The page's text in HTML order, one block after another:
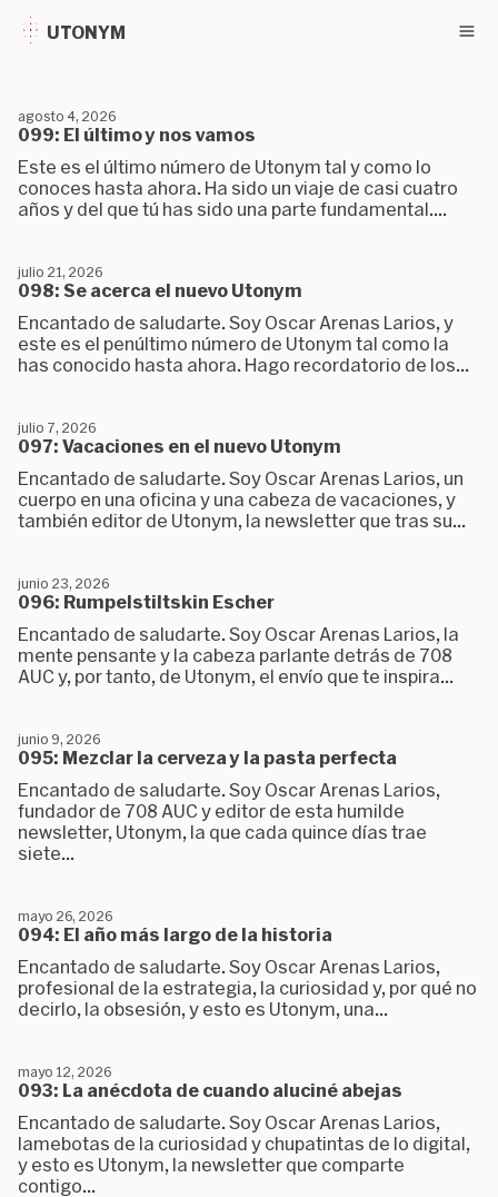
UTONYM
099: El último y nos vamos
agosto 4, 2026
Este es el último número de Utonym tal y como lo
conoces hasta ahora. Ha sido un viaje de casi cuatro
años y del que tú has sido una parte fundamental....
098: Se acerca el nuevo Utonym
julio 21, 2026
Encantado de saludarte. Soy Oscar Arenas Larios, y
este es el penúltimo número de Utonym tal como la
has conocido hasta ahora. Hago recordatorio de los...
097: Vacaciones en el nuevo Utonym
julio 7, 2026
Encantado de saludarte. Soy Oscar Arenas Larios, un
cuerpo en una oficina y una cabeza de vacaciones, y
también editor de Utonym, la newsletter que tras su...
096: Rumpelstiltskin Escher
junio 23, 2026
Encantado de saludarte. Soy Oscar Arenas Larios, la
mente pensante y la cabeza parlante detrás de 708
AUC y, por tanto, de Utonym, el envío que te inspira...
095: Mezclar la cerveza y la pasta perfecta
junio 9, 2026
Encantado de saludarte. Soy Oscar Arenas Larios,
fundador de 708 AUC y editor de esta humilde
newsletter, Utonym, la que cada quince días trae
siete...
094: El año más largo de la historia
mayo 26, 2026
Encantado de saludarte. Soy Oscar Arenas Larios,
profesional de la estrategia, la curiosidad y, por qué no
decirlo, la obsesión, y esto es Utonym, una...
093: La anécdota de cuando aluciné abejas
mayo 12, 2026
Encantado de saludarte. Soy Oscar Arenas Larios,
lamebotas de la curiosidad y chupatintas de lo digital,
y esto es Utonym, la newsletter que comparte
contigo...